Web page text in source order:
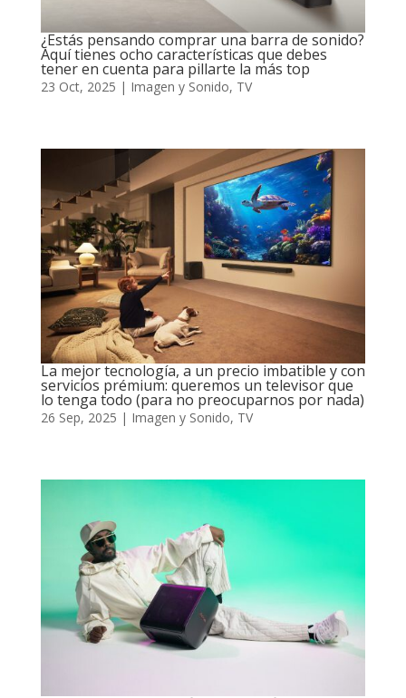
¿Estás pensando comprar una barra de sonido?
Aquí tienes ocho características que debes
tener en cuenta para pillarte la más top
23 Oct, 2025 | Imagen y Sonido, TV
La mejor tecnología, a un precio imbatible y con
servicios prémium: queremos un televisor que
lo tenga todo (para no preocuparnos por nada)
26 Sep, 2025 | Imagen y Sonido, TV